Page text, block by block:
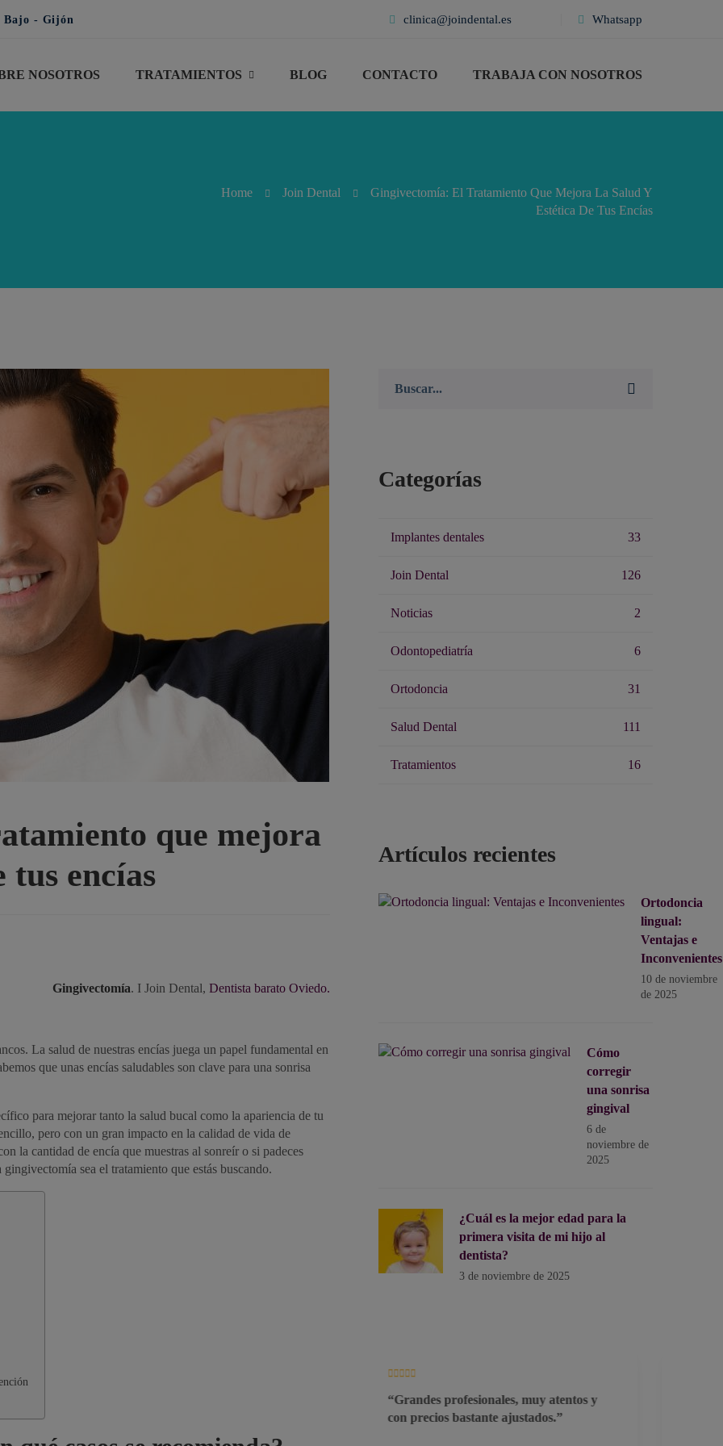
Bajo - Gijón clinica@joindental.es Whatsapp
NOSOTROS TRATAMIENTOS BLOG CONTACTO TRABAJA CON NOSOTROS
Home Join Dental
Gingivectomía: El Tratamiento Que Mejora La Salud Y
Estética De Tus Encías
que mejora
tus encías
Gingivectomía. I Join Dental, Dentista barato Oviedo.
La salud de nuestras encías juega un papel fundamental en
que unas encías saludables son clave para una sonrisa
para mejorar tanto la salud bucal como la apariencia de tu
pero con un gran impacto en la calidad de vida de
la cantidad de encía que muestras al sonreír o si padeces
sea el tratamiento que estás buscando.
Categorías
Implantes dentales 33
Join Dental 126
Noticias 2
Odontopediatría 6
Ortodoncia 31
Salud Dental 111
Tratamientos 16
Artículos recientes
Ortodoncia
lingual:
Ventajas e
Inconvenientes
10 de noviembre
de 2025
Cómo
corregir
una sonrisa
gingival
6 de
noviembre de
2025
¿Cuál es la mejor edad para la
primera visita de mi hijo al
dentista?
3 de noviembre de 2025
la
“Agradezco a todo el equipo de la clínica
su profesionalidad y cercanía!! Tanto a